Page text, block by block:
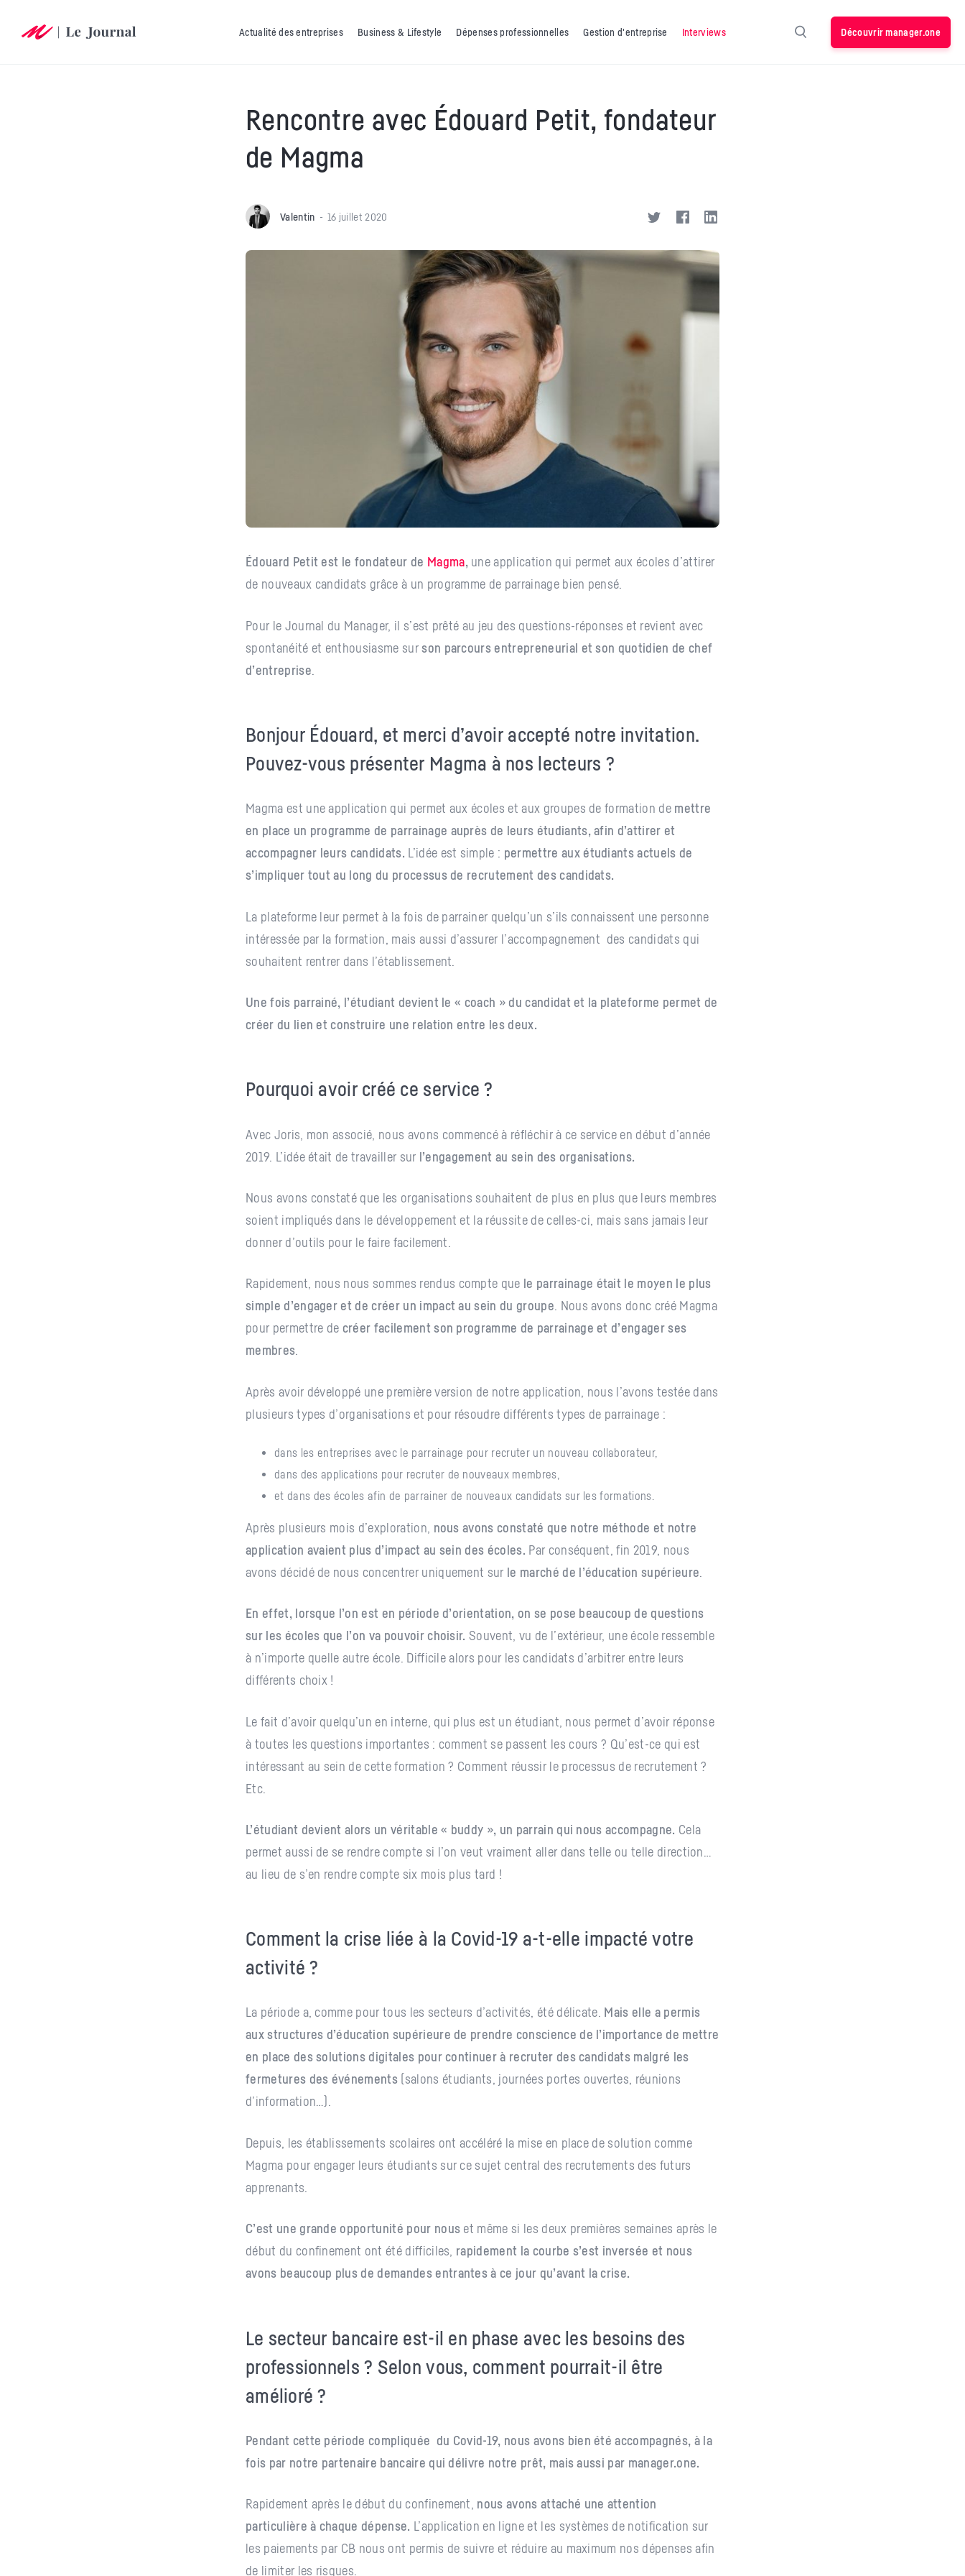
Actualité des entreprises Business & Lifestyle Dépenses professionnelles Gestion d'entreprise Interviews Découvrir manager.one
Rencontre avec Édouard Petit, fondateur
de Magma
Valentin 16 juillet 2020
Édouard Petit est le fondateur de Magma,une application qui permet aux écoles d’attirer
de nouveaux candidats grâce à un programme de parrainage bien pensé.
Pour le Journal du Manager, il s’est prêté au jeu des questions-réponses et revient avec
spontanéité et enthousiasme surson parcours entrepreneurial et son quotidien de chef
d’entreprise
Bonjour Édouard, et merci d’avoir accepté notre invitation.
Pouvez-vous présenter Magma à nos lecteurs ?
Magma est une application qui permet aux écoles et aux groupes de formation demettre
en place un programme de parrainage auprès de leurs étudiants, afin d’attirer et
accompagner leurs candidats. L’idée est simple : permettre aux étudiants actuels de
s’impliquer tout au long du processus de recrutement des candidats.
La plateforme leur permet à la fois de parrainer quelqu’un s’ils connaissent une personne
intéressée par la formation, mais aussi d’assurer l’accompagnement des candidats qui
souhaitent rentrer dans l’établissement.
Une fois parrainé, l’étudiant devient le « coach » du candidat et la plateforme permet de
créer du lien et construire une relation entre les deux.
Pourquoi avoir créé ce service ?
Avec Joris, mon associé, nous avons commencé à réfléchir à ce service en début d’année
2019. L’idée était de travailler sur l’engagement au sein des organisations.
Nous avons constaté que les organisations souhaitent de plus en plus que leurs membres
soient impliqués dans le développement et la réussite de celles-ci, mais sans jamais leur
donner d’outils pour le faire facilement.
Rapidement, nous nous sommes rendus compte que le parrainage était le moyen le plus
simple d’engager et de créer un impact au sein du groupe . Nous avons donc créé Magma
pour permettre de créer facilement son programme de parrainage et d’engager ses
membres
Après avoir développé une première version de notre application, nous l’avons testée dans
plusieurs types d’organisations et pour résoudre différents types de parrainage :
dans les entreprises avec le parrainage pour recruter un nouveau collaborateur,
dans des applications pour recruter de nouveaux membres,
et dans des écoles afin de parrainer de nouveaux candidats sur les formations.
Après plusieurs mois d’exploration, nous avons constaté que notre méthode et notre
application avaient plus d’impact au sein des écoles. Par conséquent, fin 2019, nous
avons décidé de nous concentrer uniquement sur le marché de l’éducation supérieure
En effet, lorsque l’on est en période d’orientation, on se pose beaucoup de questions
sur les écoles que l’on va pouvoir choisir. Souvent, vu de l’extérieur, une école ressemble
à n’importe quelle autre école. Difficile alors pour les candidats d’arbitrer entre leurs
différents choix !
Le fait d’avoir quelqu’un en interne, qui plus est un étudiant, nous permet d’avoir réponse
à toutes les questions importantes : comment se passent les cours ? Qu’est-ce qui est
intéressant au sein de cette formation ? Comment réussir le processus de recrutement ?
Etc.
L’étudiant devient alors un véritable « buddy », un parrain qui nous accompagne. Cela
permet aussi de se rendre compte si l’on veut vraiment aller dans telle ou telle direction…
au lieu de s’en rendre compte six mois plus tard !
Comment la crise liée à la Covid-19 a-t-elle impacté votre
activité ?
La période a, comme pour tous les secteurs d’activités, été délicate. Mais elle a permis
aux structures d’éducation supérieure de prendre conscience de l’importance de mettre
en place des solutions digitales pour continuer à recruter des candidats malgré les
fermetures des événements (salons étudiants, journées portes ouvertes, réunions
d’information…).
Depuis, les établissements scolaires ont accéléré la mise en place de solution comme
Magma pour engager leurs étudiants sur ce sujet central des recrutements des futurs
apprenants.
C’est une grande opportunité pour nous et même si les deux premières semaines après le
début du confinement ont été difficiles, rapidement la courbe s’est inversée et nous
avons beaucoup plus de demandes entrantes à ce jour qu’avant la crise.
Le secteur bancaire est-il en phase avec les besoins des
professionnels ? Selon vous, comment pourrait-il être
amélioré ?
Pendant cette période compliquée du Covid-19, nous avons bien été accompagnés, à la
fois par notre partenaire bancaire qui délivre notre prêt, mais aussi par manager.one.
Rapidement après le début du confinement, nous avons attaché une attention
particulière à chaque dépense. L’application en ligne et les systèmes de notification sur
les paiements par CB nous ont permis de suivre et réduire au maximum nos dépenses afin
de limiter les risques.